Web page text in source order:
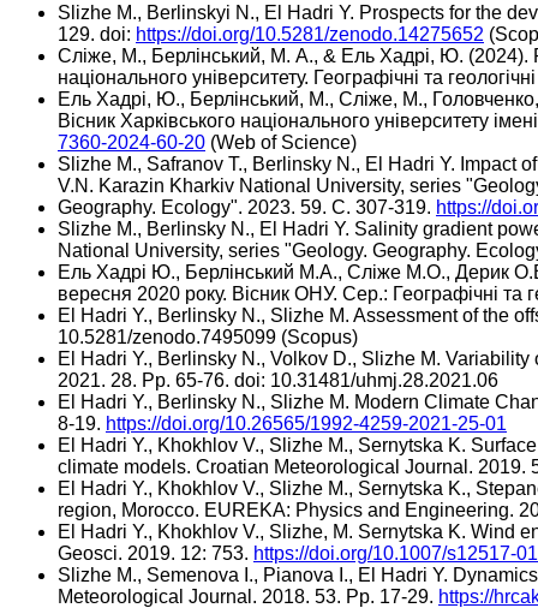
Slizhe M., Berlinskyi N., El Hadri Y. Prospects for the
129. doi: https://doi.org/10.5281/zenodo.14275652
Сліже, М., Берлінський, М. А., & Ель Хадрі, Ю. (2024).
національного університету. Географічні та
Ель Хадрі, Ю., Берлінський, М., Сліже, М., Головченко,
Вісник Харківського національного університету
7360-2024-60-20 (Web of Science)
Slizhe M., Safranov T., Berlinsky N., El Hadri Y. Impact
V.N. Karazin Kharkiv National University, series
Geography. Ecology". 2023. 59. С. 307-319. https://
Slizhe M., Berlinsky N., El Hadri Y. Salinity gradient
National University, series "Geology. Geography.
Ель Хадрі Ю., Берлінський М.А., Сліже М.О., Дерик
вересня 2020 року. Вісник ОНУ. Сер.: Географічні та
El Hadri Y., Berlinsky N., Slizhe M. Assessment of the
10.5281/zenodo.7495099 (Scopus)
El Hadri Y., Berlinsky N., Volkov D., Slizhe M.
2021. 28. Pp. 65-76. doi: 10.31481/uhmj.28.2021.06
El Hadri Y., Berlinsky N., Slizhe M. Modern Climate
8-19. https://doi.org/10.26565/1992-4259-2021-25-01
El Hadri Y., Khokhlov V., Slizhe M., Sernytska K.
climate models. Croatian Meteorological Journal. 2019.
El Hadri Y., Khokhlov V., Slizhe M., Sernytska K.,
region, Morocco. EUREKA: Physics and Engineering.
El Hadri Y., Khokhlov V., Slizhe, M. Sernytska K. Wind
Geosci. 2019. 12: 753. https://doi.org/10.1007/s12517-
Slizhe M., Semenova I., Pianova I., El Hadri Y.
Meteorological Journal. 2018. 53. Рр. 17-29. https://